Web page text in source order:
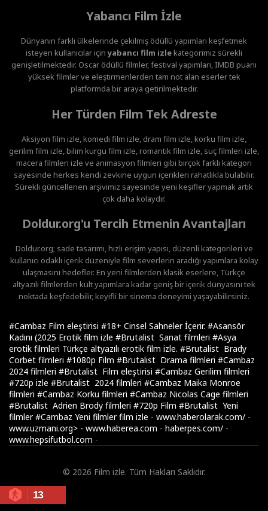
Yabancı Film İzle
Dünyanın farklı ülkelerinde çekilmiş ödüllü yapımları keşfetmek
isteyen kullanıcılar içinyabancı film izlekategorimiz sürekli
genişletilmektedir. Oscar ödüllü filmler, festival yapımları, IMDB puanı
yüksek filmler ve eleştirmenlerden tam not alan eserler tek
platformda bir araya getirilmektedir.
Her Türden Film Tek Adreste
Aksiyon film izle, komedi film izle, dram film izle, korku film izle,
gerilim film izle, bilim kurgu film izle, romantik film izle, suç filmleri izle,
macera filmleri izle ve animasyon filmleri gibi birçok farklı kategori
sayesinde herkes kendi zevkine uygun içerikleri rahatlıkla bulabilir.
Sürekli güncellenen arşivimiz sayesinde yeni keşifler yapmak artık
çok daha kolaydır.
Doldur.org'u Tercih Etmenin Avantajları
Doldur.org; sade tasarımı, hızlı erişim yapısı, düzenli kategorileri ve
kullanıcı odaklı içerik düzeniyle film severlerin aradığı yapımlara kolay
ulaşmasını hedefler. En yeni filmlerden klasik eserlere, Türkçe
altyazılı filmlerden kült yapımlara kadar geniş bir içerik dünyasını tek
noktada keşfedebilir, keyifli bir sinema deneyimi yaşayabilirsiniz.
#Cambaz Film eleştirisi #18+ Cinsel Sahneler İçerir. #Asansör
Kadını (2025 Erotik film izle #Brutalist Sanat filmleri #Asya
erotik filmleri Türkçe altyazılı erotik film izle. #Brutalist Brady
Corbet filmleri #1080p Film #Brutalist Drama filmleri #Cambaz
2024 filmleri #Brutalist Film eleştirisi #Cambaz Gerilim filmleri
#720p izle #Brutalist 2024 filmleri #Cambaz Maika Monroe
filmleri #Cambaz Korku filmleri #Cambaz Nicolas Cage filmleri
#Brutalist Adrien Brody filmleri #720p Film #Brutalist Yeni
filmler#Cambaz Yeni filmlerfilm izle - www.haberolarak.com/ -
www.uzmani.org> - www.haberea.com - haberpes.com/ -
www.hepsifutbol.com -
© 2026 Film izle. Tüm Hakları Saklıdır.
13